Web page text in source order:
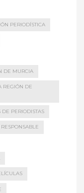
PERIODÍSTICA
DE MURCIA
REGIÓN DE
DE PERIODISTAS